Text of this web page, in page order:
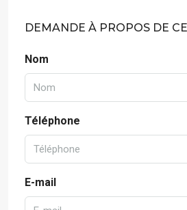
DEMANDE À PROPOS DE
Nom
Téléphone
E-mail